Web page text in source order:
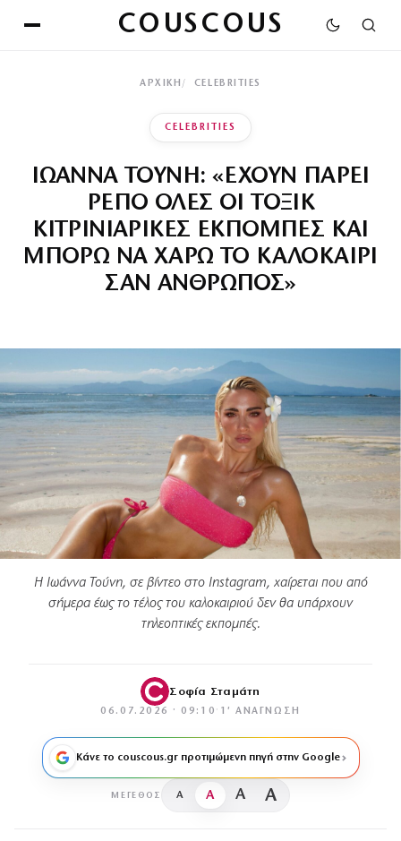
COUSCOUS
ΑΡΧΙΚΉ CELEBRITIES
CELEBRITIES
ΙΩΑΝΝΑ ΤΟΥΝΗ: «ΕΧΟΥΝ ΠΑΡΕΙ
ΡΕΠΟ ΟΛΕΣ ΟΙ ΤΟΞΙΚ
ΚΙΤΡΙΝΙΑΡΙΚΕΣ ΕΚΠΟΜΠΕΣ ΚΑΙ
ΜΠΟΡΩ ΝΑ ΧΑΡΩ ΤΟ ΚΑΛΟΚΑΙΡΙ
ΣΑΝ ΑΝΘΡΩΠΟΣ»
Η Ιωάννα Τούνη, σε βίντεο στο Instagram, χαίρεται που από
σήμερα έως το τέλος του καλοκαιριού δεν θα υπάρχουν
τηλεοπτικές εκπομπές.
Σοφία Σταμάτη
06.07.2026 · 09:10 · 1′ ΑΝΆΓΝΩΣΗ
Κάνε το couscous.gr προτιμώμενη πηγή στην Google
ΜΈΓΕΘΟΣ A A A A